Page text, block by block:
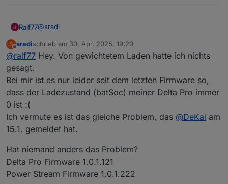
R Ralf77@sradi
Gewichtetes Entladen gibt es bereits. Delta Pro geht
doch auch mit dem Script. Nur Delta Pro 3 geht nicht,
S
Offline
sradischrieb am 30. Apr. 2025, 19:20
zuletzt editiert von
@ralf77 Hey. Von gewichtetem Laden hatte ich nichts
gesagt.
Bei mir ist es nur leider seit dem letzten Firmware so,
dass der Ladezustand (batSoc) meiner Delta Pro immer
0 ist :(
Ich vermute es ist das gleiche Problem, das @DeKai am
15.1. gemeldet hat.
Hat niemand anders das Problem?
Delta Pro Firmware 1.0.1.121
Power Stream Firmware 1.0.1.222